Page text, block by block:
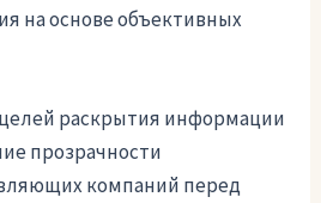
на основе объективных
раскрытия информации
прозрачности
компаний перед